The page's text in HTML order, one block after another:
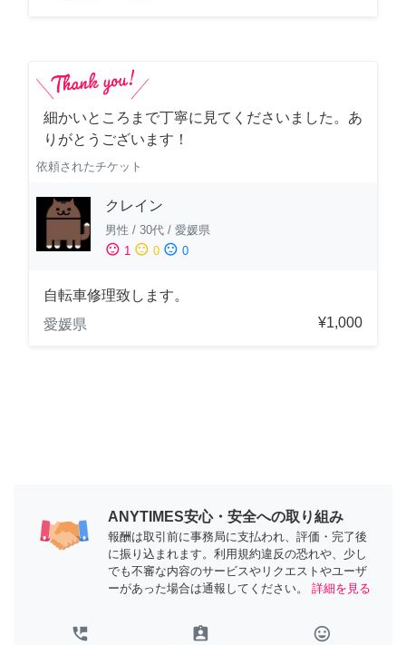
細かいところまで丁寧に見てくださいました。あ
りがとうございます！
依頼されたチケット
クレイン
男性 / 30代 / 愛媛県
sentiment_satisfied 1 sentiment_neutral 0 sentiment_dissatisfied 0
自転車修理致します。
愛媛県
¥1,000
ANYTIMES安心・安全への取り組み
報酬は取引前に事務局に支払われ、評価・完了後
に振り込まれます。利用規約違反の恐れや、少し
でも不審な内容のサービスやリクエストやユーザ
ーがあった場合は通報してください。
詳細を見る
perm_phone_msg assignment_ind tag_faces